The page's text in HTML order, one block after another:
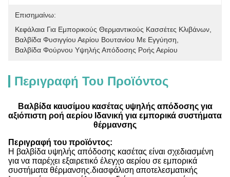
Επισημαίνω:
Κεφάλαια Για Εμπορικούς Θερμαντικούς Κασσέτες Κλιβάνων
Βαλβίδα Φυσιγγίου Αερίου Βουτανίου Με Εγγύηση
Βαλβίδα Φούρνου Υψηλής Απόδοσης Ροής Αερίου
Περιγραφή Του Προϊόντος
Βαλβίδα καυσίμου κασέτας υψηλής απόδοσης για
αξιόπιστη ροή αερίου Ιδανική για εμπορικά συστήματα
θέρμανσης
Περιγραφή του προϊόντος:
Η βαλβίδα υψηλής απόδοσης κασέτας είναι σχεδιασμένη
για να παρέχει εξαιρετικό έλεγχο αερίου σε εμπορικά
συστήματα θέρμανσης.διασφάλιση αποτελεσματικής